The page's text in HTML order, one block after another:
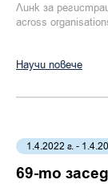
Линк за
across
Научи повече
1.4.2022 г. -
69-то